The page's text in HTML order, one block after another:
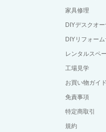
家具修理
DIYデスクオ
DIYリフォーム
レンタルスペ
工場見学
お買い物ガイド
免責事項
特定商取引
規約